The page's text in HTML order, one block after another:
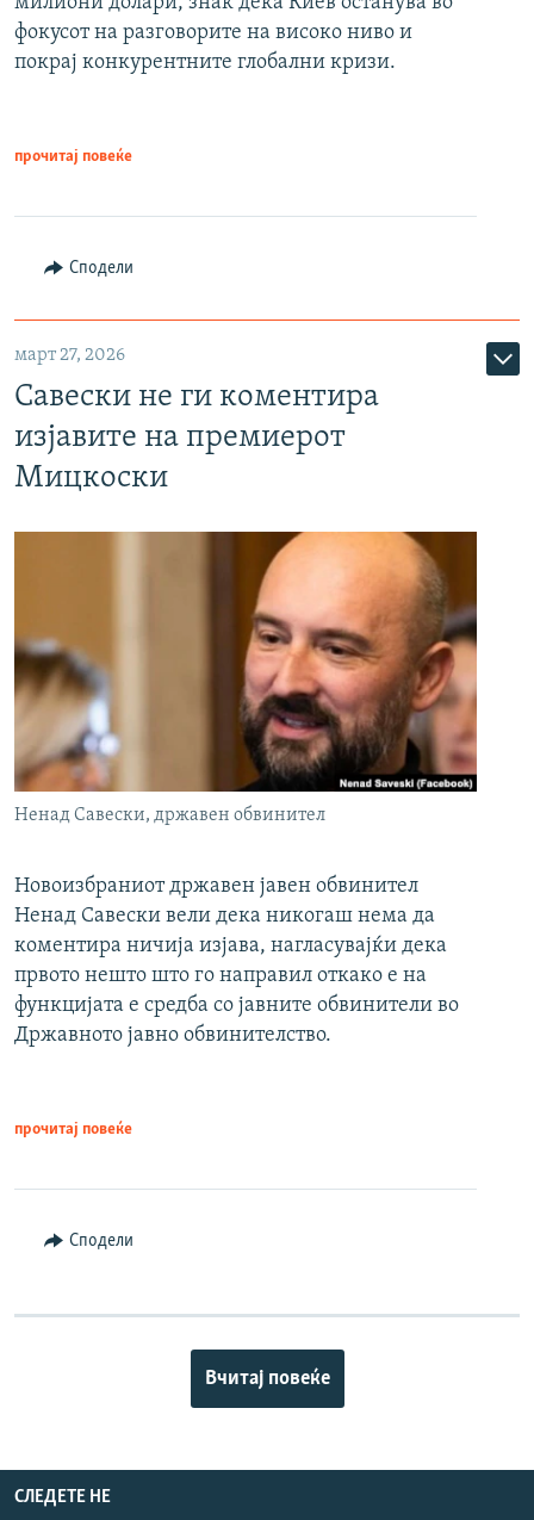
фокусот на разговорите на високо ниво и
покрај конкурентните глобални кризи.
прочитај повеќе
Сподели
март 27, 2026
Савески не ги коментира
изјавите на премиерот
Мицкоски
Ненад Савески, државен обвинител
Новоизбраниот државен јавен обвинител
Ненад Савески вели дека никогаш нема да
коментира ничија изјава, нагласувајќи дека
првото нешто што го направил откако е на
функцијата е средба со јавните обвинители во
Државното јавно обвинителство.
прочитај повеќе
Сподели
Вчитај повеќе
СЛЕДЕТЕ НЕ